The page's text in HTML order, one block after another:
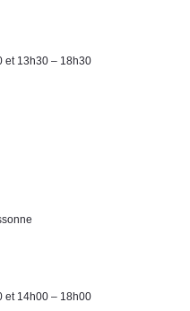
et 13h30 – 18h30
et 14h00 – 18h00